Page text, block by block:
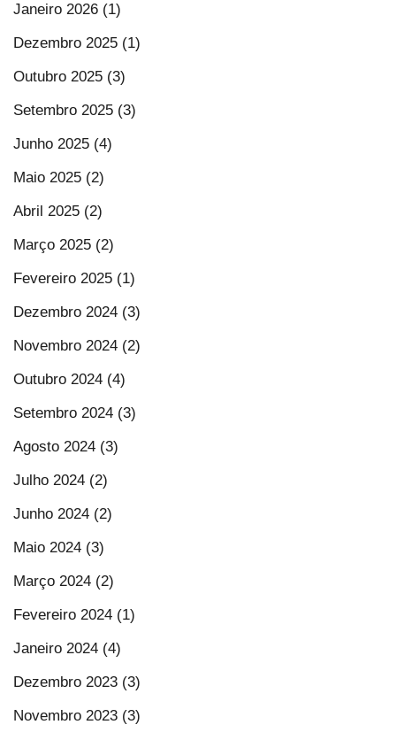
Janeiro 2026 (1)
Dezembro 2025 (1)
Outubro 2025 (3)
Setembro 2025 (3)
Junho 2025 (4)
Maio 2025 (2)
Abril 2025 (2)
Março 2025 (2)
Fevereiro 2025 (1)
Dezembro 2024 (3)
Novembro 2024 (2)
Outubro 2024 (4)
Setembro 2024 (3)
Agosto 2024 (3)
Julho 2024 (2)
Junho 2024 (2)
Maio 2024 (3)
Março 2024 (2)
Fevereiro 2024 (1)
Janeiro 2024 (4)
Dezembro 2023 (3)
Novembro 2023 (3)